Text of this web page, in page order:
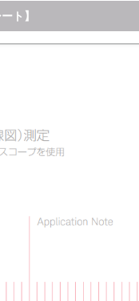
ト】